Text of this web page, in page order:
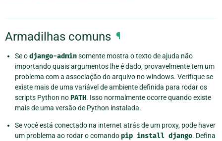
Armadilhas comuns ¶
Se odjango-adminsomente mostra o texto de ajuda não
importando quais argumentos lhe é dado, provavelmente tem um
problema com a associação do arquivo no windows. Verifique se
existe mais de uma variável de ambiente definida para rodar os
scripts Python noPATH. Isso normalmente ocorre quando existe
mais de uma versão de Python instalada.
Se você está conectado na internet atrás de um proxy, pode haver
um problema ao rodar o comando pip install django. Defina